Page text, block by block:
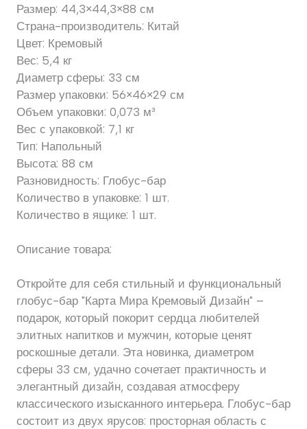
Размер: 44,3×44,3×88 см
Страна-производитель: Китай
Цвет: Кремовый
Вес: 5,4 кг
Диаметр сферы: 33 см
Размер упаковки: 56×46×29 см
Объем упаковки: 0,073 м³
Вес с упаковкой: 7,1 кг
Тип: Напольный
Высота: 88 см
Разновидность: Глобус-бар
Количество в упаковке: 1 шт.
Количество в ящике: 1 шт.
Описание товара:
Откройте для себя стильный и функциональный
глобус-бар "Карта Мира Кремовый Дизайн" –
подарок, который покорит сердца любителей
элитных напитков и мужчин, которые ценят
роскошные детали. Эта новинка, диаметром
сферы 33 см, удачно сочетает практичность и
элегантный дизайн, создавая атмосферу
классического изысканного интерьера. Глобус-бар
состоит из двух ярусов: просторная область с